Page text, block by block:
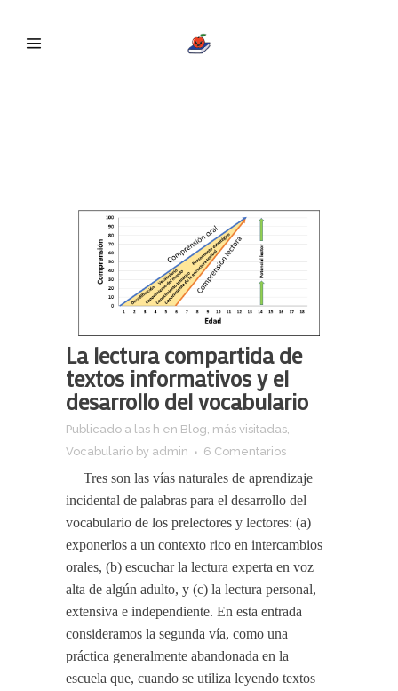
La lectura compartida de
textos informativos y el
desarrollo del vocabulario
Publicado a las h en Blog, más visitadas,
Vocabulario by admin 6 Comentarios
Tres son las vías naturales de aprendizaje
incidental de palabras para el desarrollo del
vocabulario de los prelectores y lectores: (a)
exponerlos a un contexto rico en intercambios
orales, (b) escuchar la lectura experta en voz
alta de algún adulto, y (c) la lectura personal,
extensiva e independiente. En esta entrada
consideramos la segunda vía, como una
práctica generalmente abandonada en la
escuela que, cuando se utiliza leyendo textos